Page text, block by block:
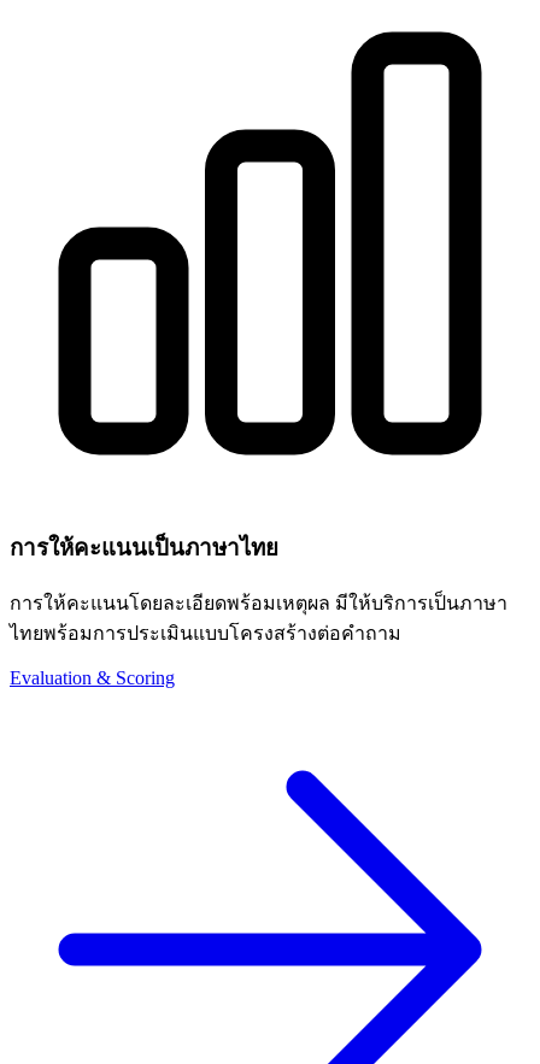
การให้คะแนนเป็นภาษาไทย
การให้คะแนนโดยละเอียดพร้อมเหตุผล มีให้บริการเป็นภาษา
ไทยพร้อมการประเมินแบบโครงสร้างต่อคำถาม
Evaluation & Scoring